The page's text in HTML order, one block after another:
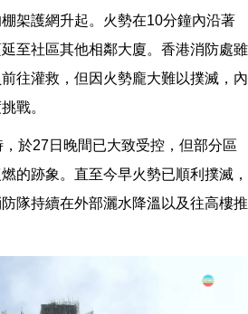
架護網升起。火勢在10分鐘內沿著
至社區其他相鄰大廈。香港消防處雖
往灌救，但因火勢龐大難以撲滅，內
戰。
於27日晚間已大致受控，但部分區
的跡象。直至今早火勢已順利撲滅，
隊持續在外部灑水降溫以及往高樓推